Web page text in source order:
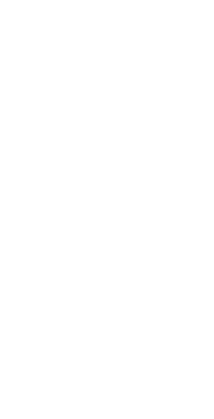
в Новосибирске.
первым музыкальным
С 1957 года она носит